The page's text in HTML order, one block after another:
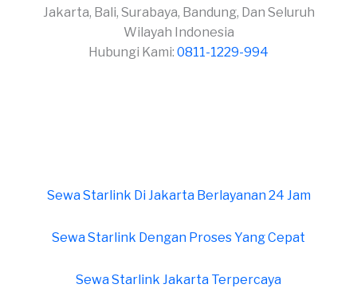
Jakarta, Bali, Surabaya, Bandung, Dan Seluruh
Wilayah Indonesia
Hubungi Kami: 0811-1229-994
Sewa Starlink Di Jakarta Berlayanan 24 Jam
Sewa Starlink Dengan Proses Yang Cepat
Sewa Starlink Jakarta Terpercaya